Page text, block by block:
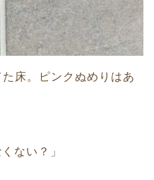
床。ピンクぬめりはあ
ない？」